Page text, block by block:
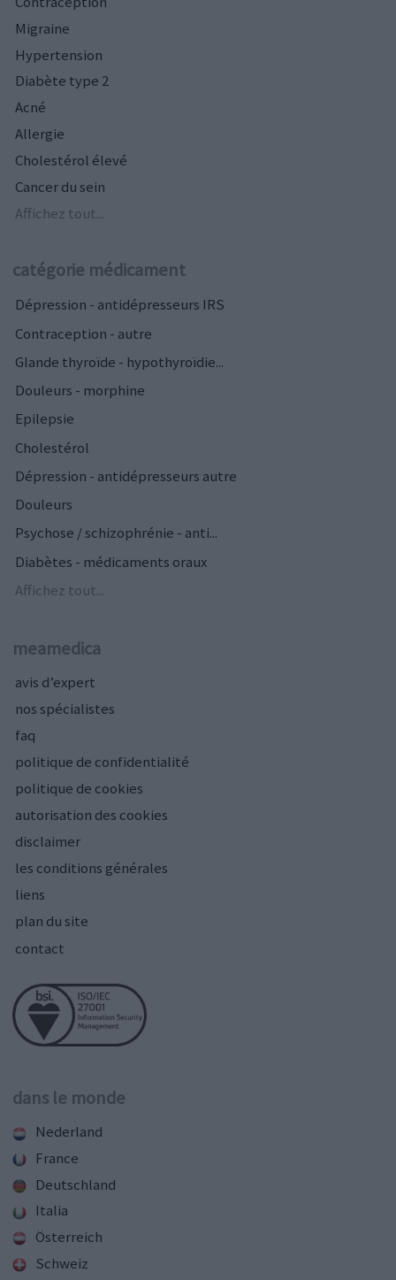
Migraine
Hypertension
Diabète type 2
Acné
Allergie
Cholestérol élevé
Cancer du sein
Affichez tout...
catégorie médicament
Dépression - antidépresseurs IRS
Contraception - autre
Glande thyroïde - hypothyroïdie...
Douleurs - morphine
Epilepsie
Cholestérol
Dépression - antidépresseurs autre
Douleurs
Psychose / schizophrénie - anti...
Diabètes - médicaments oraux
Affichez tout...
meamedica
avis d’expert
nos spécialistes
faq
politique de confidentialité
politique de cookies
autorisation des cookies
disclaimer
les conditions générales
liens
plan du site
contact
dans le monde
Nederland
France
Deutschland
Italia
Österreich
Schweiz